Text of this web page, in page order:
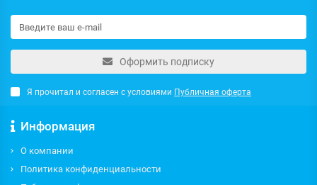
Оформить подписку
Я прочитал и согласен с условиями Публичная оферта
Информация
О компании
Политика конфиденциальности